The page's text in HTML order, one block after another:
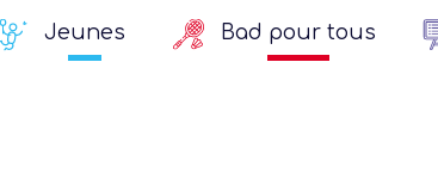
Jeunes Bad pour tous